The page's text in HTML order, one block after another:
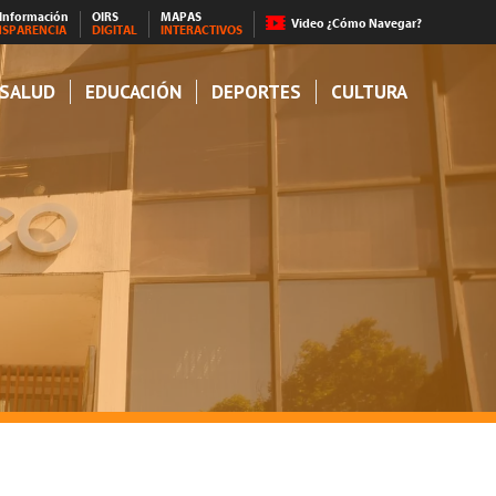
OIRS
DIGITAL
MAPAS
INTERACTIVOS
Video ¿Cómo Navegar?
SALUD EDUCACIÓN DEPORTES CULTURA